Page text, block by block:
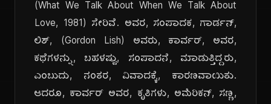
(What We Talk About When We Talk About
Love, 1981) ಸೇರಿವೆ. ಅವರ, ಸಂಪಾದಕ, ಗಾರ್ಡನ್,
ಲಿಶ್, (Gordon Lish) ಅವರು, ಕಾರ್ವರ್, ಅವರ,
ಕಥೆಗಳನ್ನು, ಬಹಳಷ್ಟು, ಸಂಪಾದನೆ, ಮಾಡುತ್ತಿದ್ದರು,
ಎಂಬುದು, ನಂತರ, ವಿವಾದಕ್ಕೆ, ಕಾರಣವಾಯಿತು.
ಆದರೂ, ಕಾರ್ವರ್ ಅವರ, ಕೃತಿಗಳು, ಅಮೆರಿಕನ್, ಸಣ್ಣ,